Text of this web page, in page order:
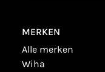
MERKEN
alle merken
wiha